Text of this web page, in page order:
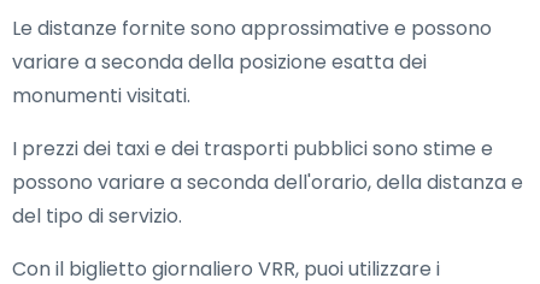
Le distanze fornite sono approssimative e possono
variare a seconda della posizione esatta dei
monumenti visitati.
I prezzi dei taxi e dei trasporti pubblici sono stime e
possono variare a seconda dell'orario, della distanza e
del tipo di servizio.
Con il biglietto giornaliero VRR, puoi utilizzare i